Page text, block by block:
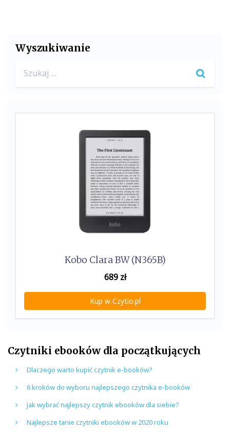
Wyszukiwanie
for:
Kobo Clara BW (N365B)
689zł
Kup w Czytio.pl
Czytniki ebooków dla początkujących
Dlaczego warto kupić czytnik e-booków?
6 kroków do wyboru najlepszego czytnika e-booków
Jak wybrać najlepszy czytnik ebooków dla siebie?
Najlepsze tanie czytniki ebooków w 2020 roku